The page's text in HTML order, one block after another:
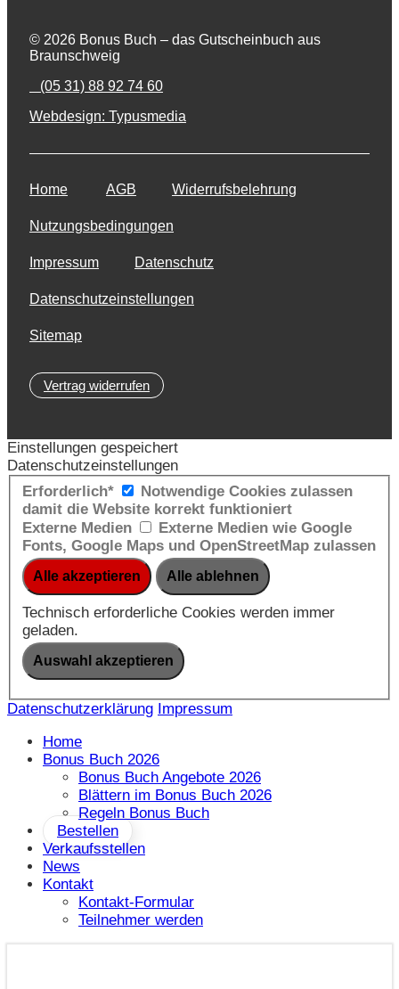
© 2026 Bonus Buch – das Gutscheinbuch aus
Braunschweig
(05 31) 88 92 74 60
Webdesign: Typusmedia
Home AGB Widerrufsbelehrung
Nutzungsbedingungen
Impressum Datenschutz
Datenschutzeinstellungen
Sitemap
Vertrag widerrufen
Einstellungen gespeichert
Datenschutzeinstellungen
Erforderlich*
Notwendige Cookies zulassen
damit die Website korrekt funktioniert
Externe Medien
Externe Medien wie Google
Fonts, Google Maps und OpenStreetMap zulassen
Technisch erforderliche Cookies werden immer
geladen.
Datenschutzerklärung Impressum
Home
Bonus Buch 2026
Bonus Buch Angebote 2026
Blättern im Bonus Buch 2026
Regeln Bonus Buch
Bestellen
Verkaufsstellen
News
Kontakt
Kontakt-Formular
Teilnehmer werden